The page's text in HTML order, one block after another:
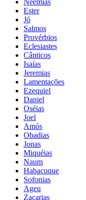
Ester
Jó
Salmos
Provérbios
Eclesiastes
Cânticos
Isaías
Jeremias
Lamentações
Ezequiel
Daniel
Oséias
Joel
Amós
Obadias
Jonas
Miquéias
Naum
Habacuque
Sofonias
Ageu
Zacarias